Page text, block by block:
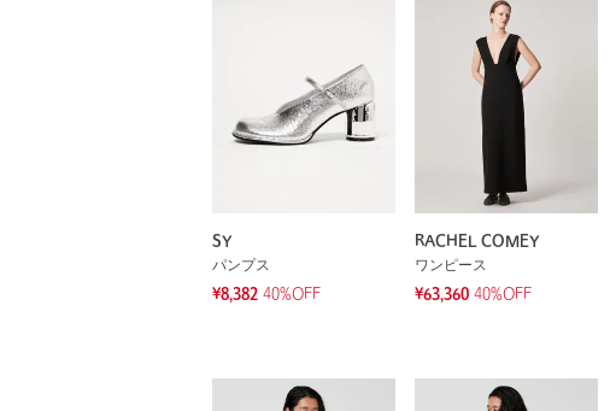
SY
パンプス
¥8,382 40%OFF
RACHEL COMEY
ワンピース
¥63,360 40%OFF